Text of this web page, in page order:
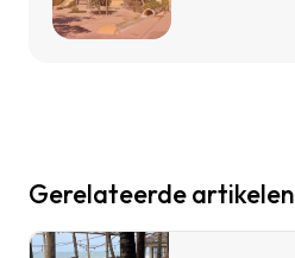
Gerelateerde artikelen